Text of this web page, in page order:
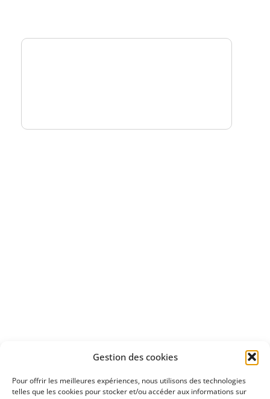
Gestion des cookies
Pour offrir les meilleures expériences, nous utilisons des technologies
telles que les cookies pour stocker et/ou accéder aux informations sur
Découvrez